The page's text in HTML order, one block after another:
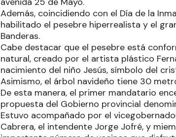
Además, coincidiendo con el Día de la
habilitado el pesebre hiperrealista y el
Banderas.
Cabe destacar que el pesebre está
natural, creado por el artista plástico
nacimiento del niño Jesús, símbolo del
Asimismo, el árbol navideño tiene 30
De esta manera, el primer mandatario
propuesta del Gobierno provincial
Estuvo acompañado por el
Cabrera, el intendente Jorge Jofré, y